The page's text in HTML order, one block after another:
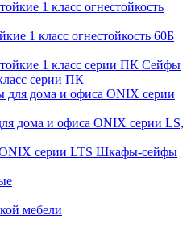
1 класс огнестойкость 60Б
Сейфы
серии ПК
дома и офиса ONIX серии LS,
Шкафы-сейфы
мебели